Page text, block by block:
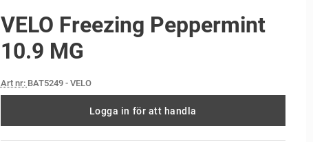
VELO Freezing Peppermint
10.9 MG
Art nr: BAT5249- VELO
Logga in för att handla